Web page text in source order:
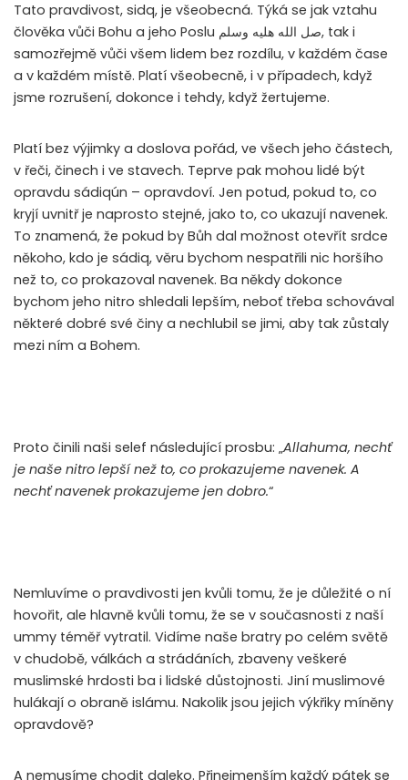
Tato pravdivost, sidq, je všeobecná. Týká se jak vztahu
člověka vůči Bohu a jeho Poslu صل الله هليه وسلم, tak i
samozřejmě vůči všem lidem bez rozdílu, v každém čase
a v každém místě. Platí všeobecně, i v případech, když
jsme rozrušení, dokonce i tehdy, když žertujeme.
Platí bez výjimky a doslova pořád, ve všech jeho částech,
v řeči, činech i ve stavech. Teprve pak mohou lidé být
opravdu sádiqún – opravdoví. Jen potud, pokud to, co
kryjí uvnitř je naprosto stejné, jako to, co ukazují navenek.
To znamená, že pokud by Bůh dal možnost otevřít srdce
někoho, kdo je sádiq, věru bychom nespatřili nic horšího
než to, co prokazoval navenek. Ba někdy dokonce
bychom jeho nitro shledali lepším, neboť třeba schovával
některé dobré své činy a nechlubil se jimi, aby tak zůstaly
mezi ním a Bohem.
Proto činili naši selef následující prosbu: „Allahuma, nechť
je naše nitro lepší než to, co prokazujeme navenek. A
nechť navenek prokazujeme jen dobro.“
Nemluvíme o pravdivosti jen kvůli tomu, že je důležité o ní
hovořit, ale hlavně kvůli tomu, že se v současnosti z naší
ummy téměř vytratil. Vidíme naše bratry po celém světě
v chudobě, válkách a strádáních, zbaveny veškeré
muslimské hrdosti ba i lidské důstojnosti. Jiní muslimové
hulákají o obraně islámu. Nakolik jsou jejich výkřiky míněny
opravdově?
A nemusíme chodit daleko. Přinejmenším každý pátek se